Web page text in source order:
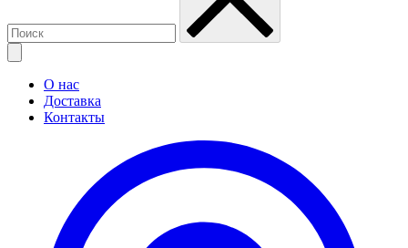
О нас
Доставка
Контакты